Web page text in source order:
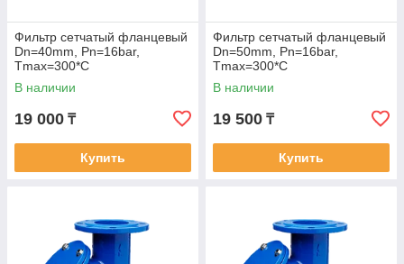
Номинальное давление: PN16.
Испытательное давление: 24 бар.
Фильтр сетчатый фланцевый
Dn=40mm, Pn=16bar,
Tmax=300*C
В наличии
19 000 ₸
Купить
Фильтр сетчатый фланцевый
Dn=50mm, Pn=16bar,
Tmax=300*C
В наличии
19 500 ₸
Купить